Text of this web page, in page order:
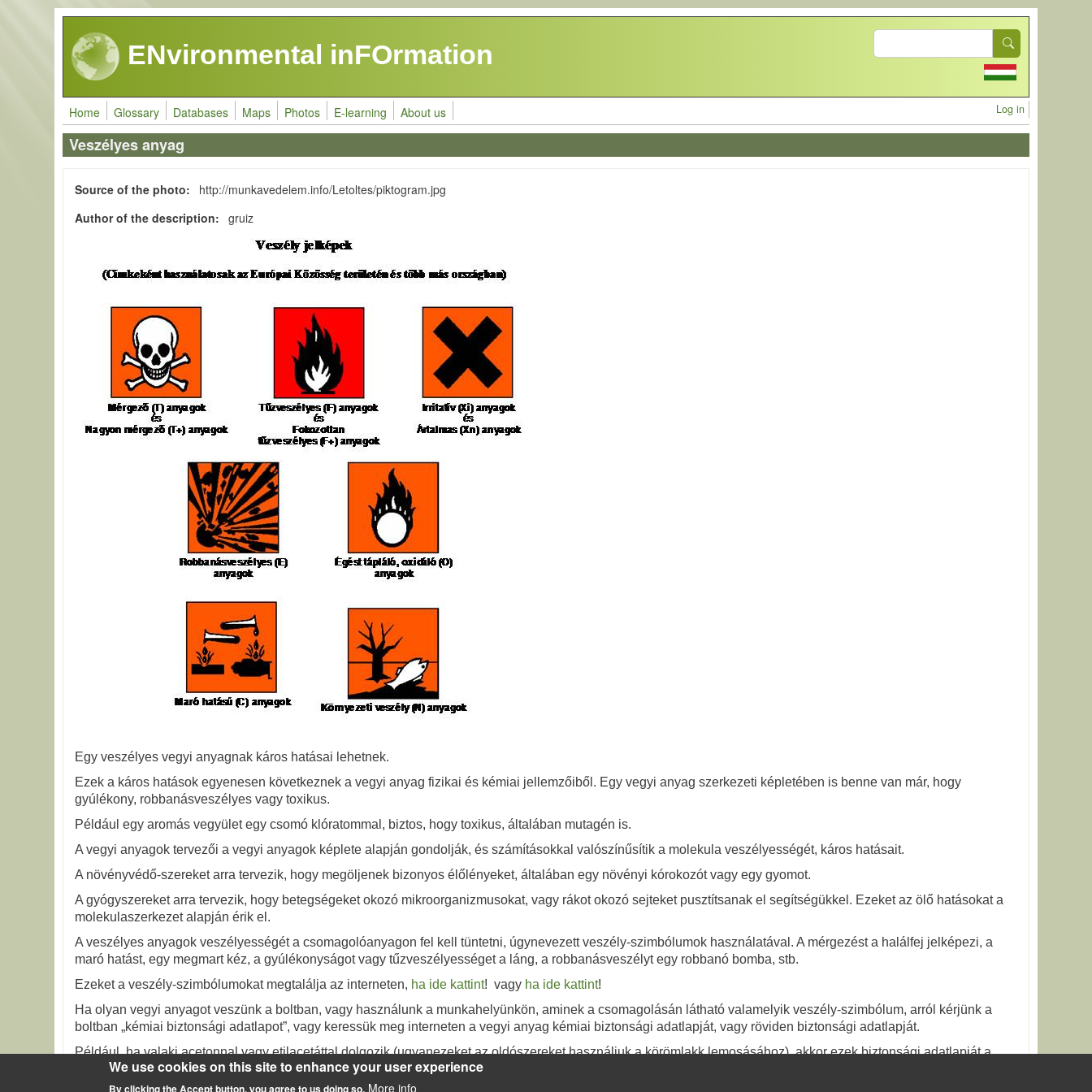
Skip to main content
ENvironmental inFOrmation
Search
Home Glossary Databases Maps Photos E-learning About us User
Log in
Veszélyes anyag
Source of the photo
http://munkavedelem.info/Letoltes/piktogram.jpg
Author of the description
gruiz
Egy veszélyes vegyi anyagnak káros hatásai lehetnek.
Ezek a káros hatások egyenesen következnek a vegyi anyag fizikai és kémiai jellemzőiből. Egy vegyi anyag szerkezeti képletében is benne van már, hogy
gyúlékony, robbanásveszélyes vagy toxikus.
Például egy aromás vegyület egy csomó klóratommal, biztos, hogy toxikus, általában mutagén is.
A vegyi anyagok tervezői a vegyi anyagok képlete alapján gondolják, és számításokkal valószínűsítik a molekula veszélyességét, káros hatásait.
A növényvédő-szereket arra tervezik, hogy megöljenek bizonyos élőlényeket, általában egy növényi kórokozót vagy egy gyomot.
A gyógyszereket arra tervezik, hogy betegségeket okozó mikroorganizmusokat, vagy rákot okozó sejteket pusztítsanak el segítségükkel. Ezeket az ölő hatásokat a
molekulaszerkezet alapján érik el.
A veszélyes anyagok veszélyességéta csomagolóanyagon fel kell tüntetni, úgynevezett veszély-szimbólumok használatával. A mérgezést a halálfej jelképezi, a
maró hatást, egy megmart kéz, a gyúlékonyságot vagy tűzveszélyességet a láng, a robbanásveszélyt egy robbanó bomba, stb.
Ezeket a veszély-szimbólumokat megtalálja az interneten, ha ide kattint! vagy ha ide kattint!
Ha olyan vegyi anyagot veszünk a boltban, vagy használunk a munkahelyünkön, aminek a csomagolásán látható valamelyik veszély-szimbólum, arról kérjünk a
boltban „kémiai biztonsági adatlapot”, vagy keressük meg interneten a vegyi anyag kémiai biztonsági adatlapját, vagy röviden biztonsági adatlapját.
Például, ha valaki acetonnal vagy etilacetáttal dolgozik (ugyanezeket az oldószereket használjuk a körömlakk lemosásához), akkor ezek biztonsági adatlapját a
következő címen érheti el: http://scarabeus.hu/MSDS/Aceton.pdf;
We use cookies on this site to enhance your user experience
By clicking the Accept button, you agree to us doing so. More info